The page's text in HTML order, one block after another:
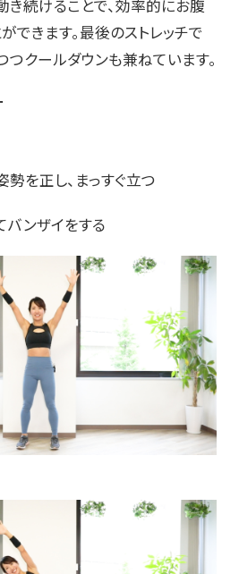
続けることで、効率的にお腹
できます。最後のストレッチで
クールダウンも兼ねています。
を正し、まっすぐ立つ
バンザイをする